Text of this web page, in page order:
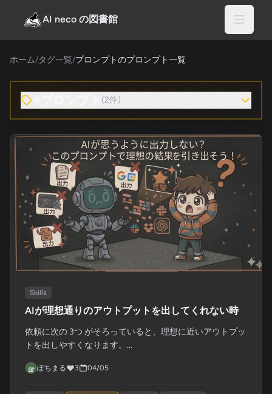
AI neco の図書館
ホーム/タグ一覧/プロンプトのプロンプト一覧
(2件)
Skills
AIが理想通りのアウトプットを出してくれない時
依頼に次の 3つ がそろっていると、理想に近いアウトプッ
トを出しやすくなります。...
ぽちまる 3 04/05